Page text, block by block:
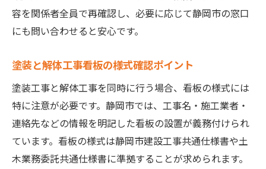
容を関係者全員で再確認し、必要に応じて静岡市の窓口
にも問い合わせると安心です。
塗装と解体工事看板の様式確認ポイント
塗装工事と解体工事を同時に行う場合、看板の様式には
特に注意が必要です。静岡市では、工事名・施工業者・
連絡先などの情報を明記した看板の設置が義務付けられ
ています。看板の様式は静岡市建設工事共通仕様書や土
木業務委託共通仕様書に準拠することが求められます。